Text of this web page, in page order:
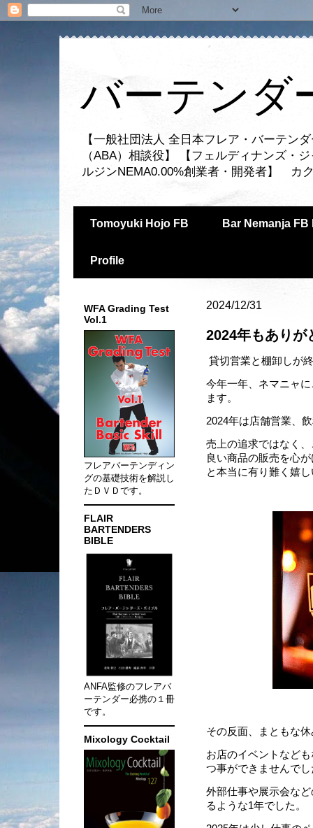
バーテンダ
【一般社団法人 全日本フレア・バーテン
（ABA）相談役】 【フェルディナンズ・
ルジンNEMA0.00%創業者・開発者】 カ
Tomoyuki Hojo FB Bar Nemanja FB
Profile
2024/12/31
2024年もありが
貸切営業と棚卸しが
今年一年、ネマニャ
ます。
2024年は店舗営業、
売上の追求ではなく
良い商品の販売を心
と本当に有り難く嬉
その反面、まともな
お店のイベントなど
つ事ができませんでし
外部仕事や展示会な
るような1年でした。
WFA Grading Test
Vol.1
フレアバーテンディン
グの基礎技術を解説し
たＤＶＤです。
FLAIR
BARTENDERS
BIBLE
ANFA監修のフレアバ
ーテンダー必携の１冊
です。
Mixology Cocktail